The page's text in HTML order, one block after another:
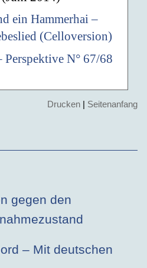
ein Hammerhai –
(Celloversion)
N° 67/68
Drucken | Seitenanfang
gegen den
– Mit deutschen